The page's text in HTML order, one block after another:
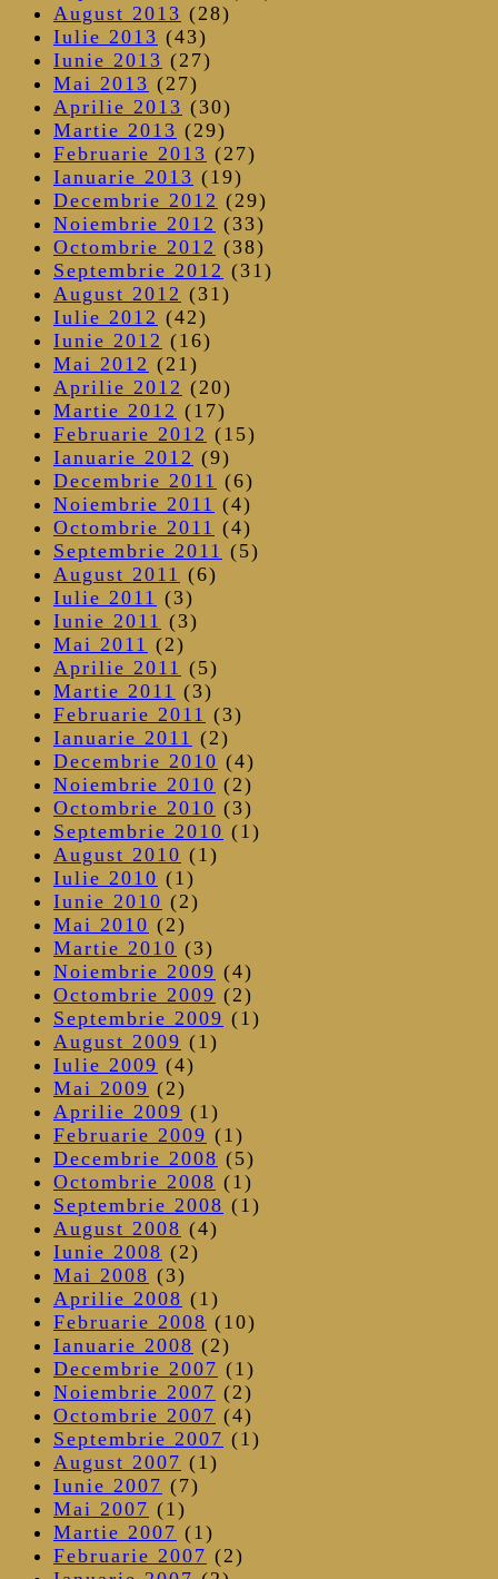
August 2013 (28)
Iulie 2013 (43)
Iunie 2013 (27)
Mai 2013 (27)
Aprilie 2013 (30)
Martie 2013 (29)
Februarie 2013 (27)
Ianuarie 2013 (19)
Decembrie 2012 (29)
Noiembrie 2012 (33)
Octombrie 2012 (38)
Septembrie 2012 (31)
August 2012 (31)
Iulie 2012 (42)
Iunie 2012 (16)
Mai 2012 (21)
Aprilie 2012 (20)
Martie 2012 (17)
Februarie 2012 (15)
Ianuarie 2012 (9)
Decembrie 2011 (6)
Noiembrie 2011 (4)
Octombrie 2011 (4)
Septembrie 2011 (5)
August 2011 (6)
Iulie 2011 (3)
Iunie 2011 (3)
Mai 2011 (2)
Aprilie 2011 (5)
Martie 2011 (3)
Februarie 2011 (3)
Ianuarie 2011 (2)
Decembrie 2010 (4)
Noiembrie 2010 (2)
Octombrie 2010 (3)
Septembrie 2010 (1)
August 2010 (1)
Iulie 2010 (1)
Iunie 2010 (2)
Mai 2010 (2)
Martie 2010 (3)
Noiembrie 2009 (4)
Octombrie 2009 (2)
Septembrie 2009 (1)
August 2009 (1)
Iulie 2009 (4)
Mai 2009 (2)
Aprilie 2009 (1)
Februarie 2009 (1)
Decembrie 2008 (5)
Octombrie 2008 (1)
Septembrie 2008 (1)
August 2008 (4)
Iunie 2008 (2)
Mai 2008 (3)
Aprilie 2008 (1)
Februarie 2008 (10)
Ianuarie 2008 (2)
Decembrie 2007 (1)
Noiembrie 2007 (2)
Octombrie 2007 (4)
Septembrie 2007 (1)
August 2007 (1)
Iunie 2007 (7)
Mai 2007 (1)
Martie 2007 (1)
Februarie 2007 (2)